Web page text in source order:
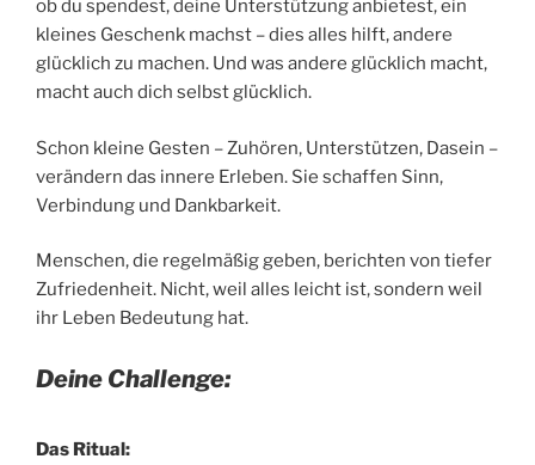
ob du spendest, deine Unterstützung anbietest, ein
kleines Geschenk machst – dies alles hilft, andere
glücklich zu machen. Und was andere glücklich macht,
macht auch dich selbst glücklich.
Schon kleine Gesten – Zuhören, Unterstützen, Dasein –
verändern das innere Erleben. Sie schaffen Sinn,
Verbindung und Dankbarkeit.
Menschen, die regelmäßig geben, berichten von tiefer
Zufriedenheit. Nicht, weil alles leicht ist, sondern weil
ihr Leben Bedeutung hat.
Deine Challenge:
Das Ritual: